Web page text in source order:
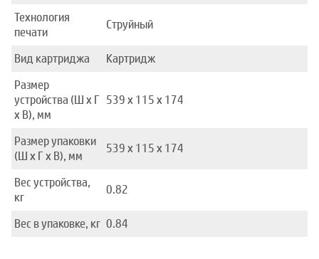
Технология
печати
Струйный
Вид картриджа
Картридж
Размер
устройства (Ш x Г
x В), мм
539 x 115 x 174
Размер упаковки
(Ш x Г x В), мм
539 x 115 x 174
Вес устройства,
кг
0.82
Вес в упаковке, кг 0.84